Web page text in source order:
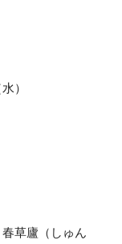
）
草廬（しゅん